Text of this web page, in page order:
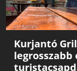
Kurjantó